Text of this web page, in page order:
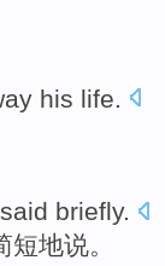
his life
said briefly.
短地说。